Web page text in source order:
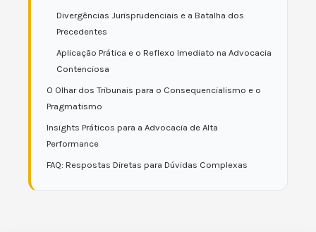
Divergências Jurisprudenciais e a Batalha dos
Precedentes
Aplicação Prática e o Reflexo Imediato na Advocacia
Contenciosa
O Olhar dos Tribunais para o Consequencialismo e o
Pragmatismo
Insights Práticos para a Advocacia de Alta
Performance
FAQ: Respostas Diretas para Dúvidas Complexas